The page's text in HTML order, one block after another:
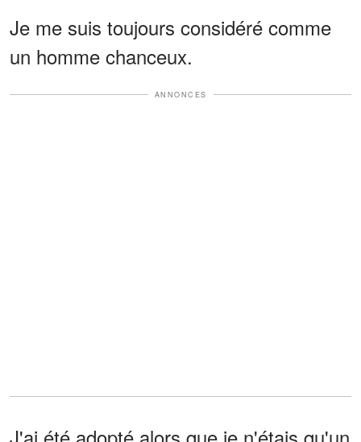
Je me suis toujours considéré comme
un homme chanceux.
ANNONCES